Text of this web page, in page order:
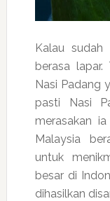
Kalau sudah
berasa lapar.
Nasi Padang
pasti Nasi
merasakan
Malaysia
untuk
besar di
dihasilkan